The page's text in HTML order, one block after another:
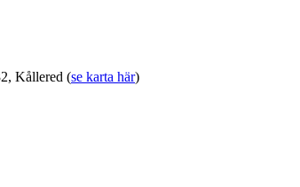
Kållered (se karta här)